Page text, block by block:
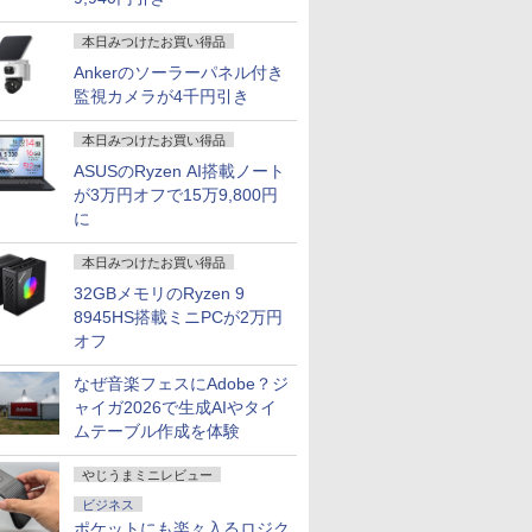
本日みつけたお買い得品
Ankerのソーラーパネル付き
監視カメラが4千円引き
本日みつけたお買い得品
ASUSのRyzen AI搭載ノート
が3万円オフで15万9,800円
に
本日みつけたお買い得品
32GBメモリのRyzen 9
8945HS搭載ミニPCが2万円
オフ
なぜ音楽フェスにAdobe？ジ
ャイガ2026で生成AIやタイ
ムテーブル作成を体験
やじうまミニレビュー
ビジネス